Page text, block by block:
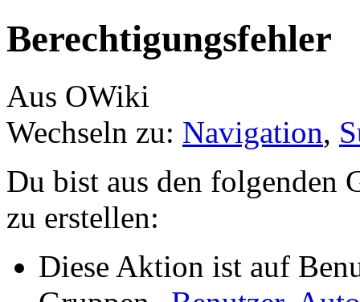
Berechtigungsfehler
Aus OWiki
Wechseln zu: Navigation,
Du bist aus den folgenden
zu erstellen:
Diese Aktion ist auf